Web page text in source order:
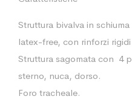
Struttura bivalva in
latex-free, con rinforzi
Struttura sagomata con 4
sterno, nuca, dorso.
Foro tracheale.